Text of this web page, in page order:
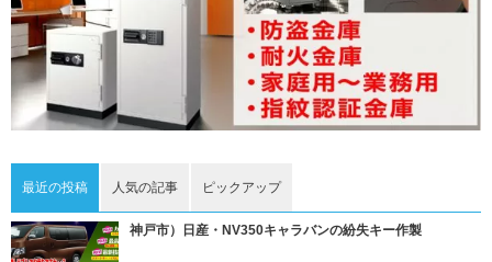
最近の投稿 人気の記事 ピックアップ
神戸市）日産・NV350キャラバンの紛失キー作製